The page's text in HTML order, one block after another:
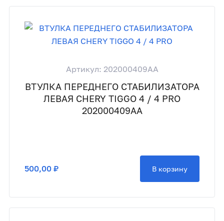
Артикул: 202000409AA
ВТУЛКА ПЕРЕДНЕГО СТАБИЛИЗАТОРА
ЛЕВАЯ CHERY TIGGO 4 / 4 PRO
202000409AA
500,00 ₽ В корзину